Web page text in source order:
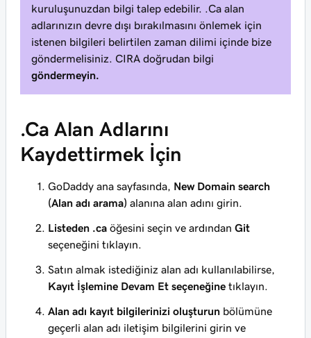
kuruluşunuzdan bilgi talep edebilir. .Ca alan
adlarınızın devre dışı bırakılmasını önlemek için
istenen bilgileri belirtilen zaman dilimi içinde bize
göndermelisiniz. CIRA doğrudan bilgi
göndermeyin.
.Ca Alan Adlarını
Kaydettirmek İçin
GoDaddy ana sayfasında, New Domain search
(Alan adı arama) alanına alan adını girin.
Listeden .ca öğesini seçin ve ardından Git
seçeneğini tıklayın.
Satın almak istediğiniz alan adı kullanılabilirse,
Kayıt İşlemine Devam Et seçeneğine tıklayın.
Alan adı kayıt bilgilerinizi oluşturun bölümüne
geçerli alan adı iletişim bilgilerini girin ve